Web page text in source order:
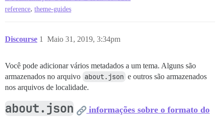
reference, theme-guides
Discourse Maio 31, 2019, 3:34pm
1
Você pode adicionar vários metadados a um tema. Alguns são
armazenados no arquivo about.json e outros são armazenados
nos arquivos de localidade.
about.json
informações sobre o formato do